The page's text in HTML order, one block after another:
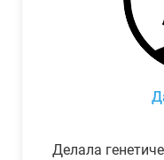
Делала